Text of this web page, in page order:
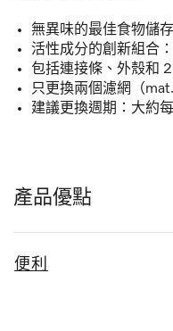
無異味的最佳食物儲存
活性成分的創新組合
包括連接條、外殼和
只更換兩個濾網（
建議更換週期：大約
產品優點
便利